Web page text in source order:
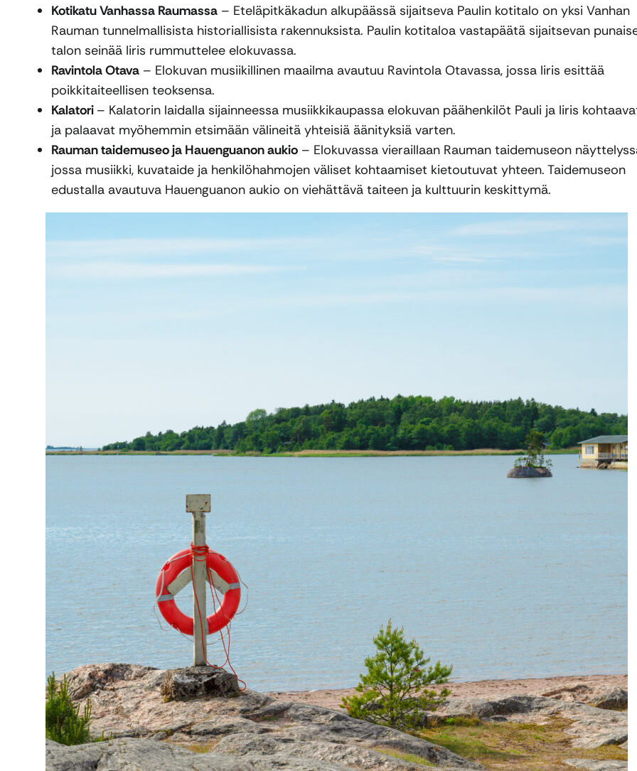
Kotikatu Vanhassa Raumassa – Eteläpitkäkadun alkupäässä sijaitseva Paulin kotitalo on yksi Vanhan
Rauman tunnelmallisista historiallisista rakennuksista. Paulin kotitaloa vastapäätä sijaitsevan
talon seinää Iiris rummuttelee elokuvassa.
Ravintola Otava – Elokuvan musiikillinen maailma avautuu Ravintola Otavassa, jossa Iiris esittää
poikkitaiteellisen teoksensa.
Kalatori – Kalatorin laidalla sijainneessa musiikkikaupassa elokuvan päähenkilöt Pauli ja Iiris
ja palaavat myöhemmin etsimään välineitä yhteisiä äänityksiä varten.
Rauman taidemuseo ja Hauenguanon aukio – Elokuvassa vieraillaan Rauman taidemuseon
jossa musiikki, kuvataide ja henkilöhahmojen väliset kohtaamiset kietoutuvat yhteen. Taidemuseon
edustalla avautuva Hauenguanon aukio on viehättävä taiteen ja kulttuurin keskittymä.